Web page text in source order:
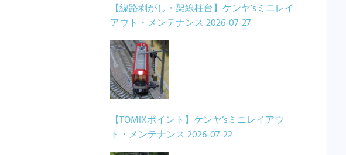
【線路剥がし・架線柱台】ケンヤ’sミニレイ
アウト・メンテナンス 2026-07-27
【TOMIXポイント】ケンヤ’sミニレイアウ
ト・メンテナンス 2026-07-22